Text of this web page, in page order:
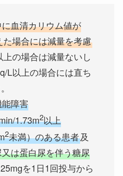
血清カリウム値が
場合には減量を考慮
上の場合は減量ないし
L以上の場合には直ち
障害
1.73m2以上
2未満）のある患者及
は蛋白尿を伴う糖尿
を1日1回投与から